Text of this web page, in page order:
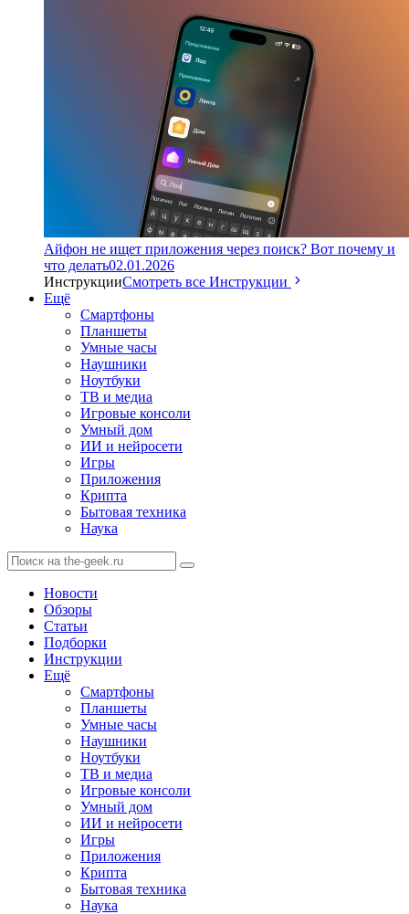
Айфон не ищет приложения через поиск? Вот почему и
что делать02.01.2026
ИнструкцииСмотреть все Инструкции
Ещё
Смартфоны
Планшеты
Умные часы
Наушники
Ноутбуки
ТВ и медиа
Игровые консоли
Умный дом
ИИ и нейросети
Игры
Приложения
Крипта
Бытовая техника
Наука
Новости
Обзоры
Статьи
Подборки
Инструкции
Ещё
Смартфоны
Планшеты
Умные часы
Наушники
Ноутбуки
ТВ и медиа
Игровые консоли
Умный дом
ИИ и нейросети
Игры
Приложения
Крипта
Бытовая техника
Наука